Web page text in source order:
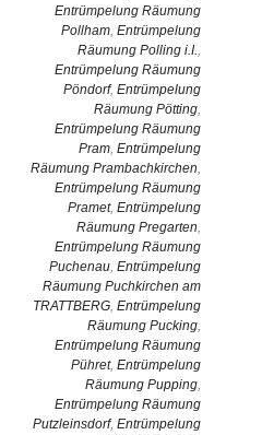
Entrümpelung Räumung
Pollham, Entrümpelung
Räumung Polling i.I.,
Entrümpelung Räumung
Pöndorf, Entrümpelung
Räumung Pötting,
Entrümpelung Räumung
Pram, Entrümpelung
Räumung Prambachkirchen,
Entrümpelung Räumung
Pramet, Entrümpelung
Räumung Pregarten,
Entrümpelung Räumung
Puchenau, Entrümpelung
Räumung Puchkirchen am
TRATTBERG, Entrümpelung
Räumung Pucking,
Entrümpelung Räumung
Pühret, Entrümpelung
Räumung Pupping,
Entrümpelung Räumung
Putzleinsdorf, Entrümpelung